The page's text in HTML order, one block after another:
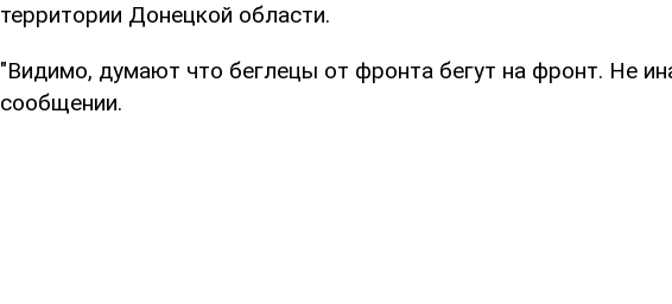
территории Донецкой области.
"Видимо, думают что беглецы от фронта бегут на фронт. Не
сообщении.